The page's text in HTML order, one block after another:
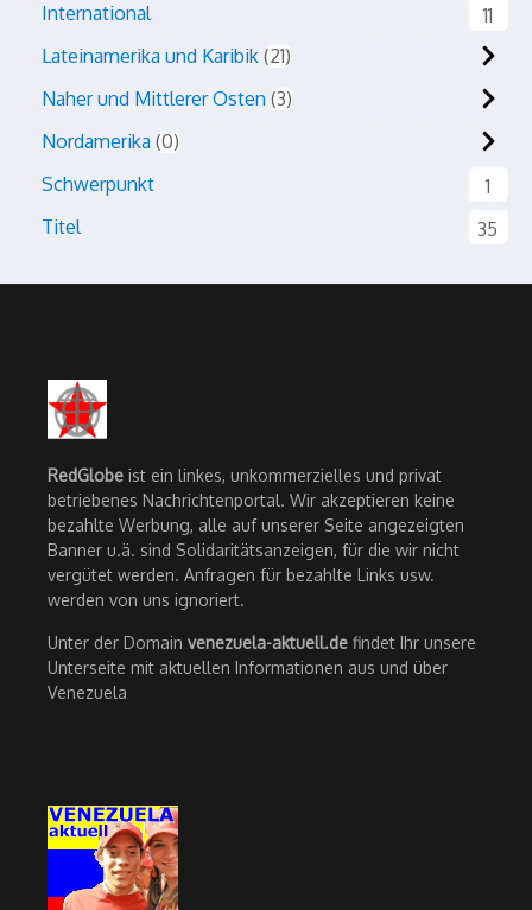
International
11
Lateinamerika und Karibik 21
Naher und Mittlerer Osten 3
Nordamerika 0
Schwerpunkt
1
Titel
35
RedGlobe ist ein linkes, unkommerzielles und privat
betriebenes Nachrichtenportal. Wir akzeptieren keine
bezahlte Werbung, alle auf unserer Seite angezeigten
Banner u.ä. sind Solidaritätsanzeigen, für die wir nicht
vergütet werden. Anfragen für bezahlte Links usw.
werden von uns ignoriert.
Unter der Domain venezuela-aktuell.de findet Ihr unsere
Unterseite mit aktuellen Informationen aus und über
Venezuela